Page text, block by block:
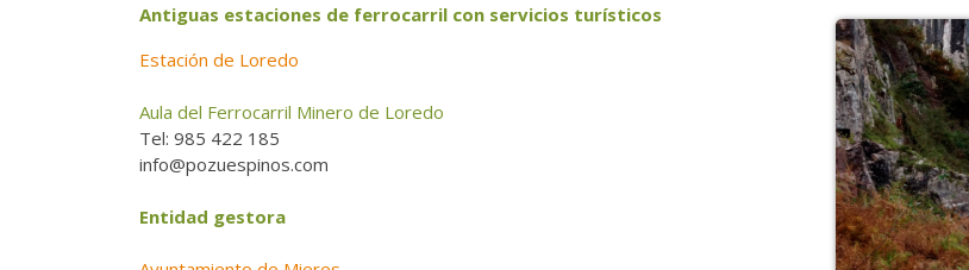
Antiguas estaciones de ferrocarril con servicios turísticos
Estación de Loredo
Aula del Ferrocarril Minero de Loredo
Tel: 985 422 185
info@pozuespinos.com
Entidad gestora